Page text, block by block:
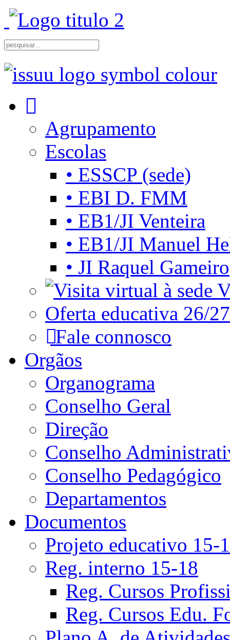
Agrupamento
Escolas
• ESSCP (sede)
• EBI D. FMM
• EB1/JI Venteira
• EB1/JI Manuel
• JI Raquel Gameiro
Oferta educativa 26/27
Fale connosco
Orgãos
Organograma
Conselho Geral
Direção
Conselho
Conselho Pedagógico
Departamentos
Documentos
Projeto educativo 15-
Reg. interno 15-18
Reg. Cursos
Reg. Cursos Edu.